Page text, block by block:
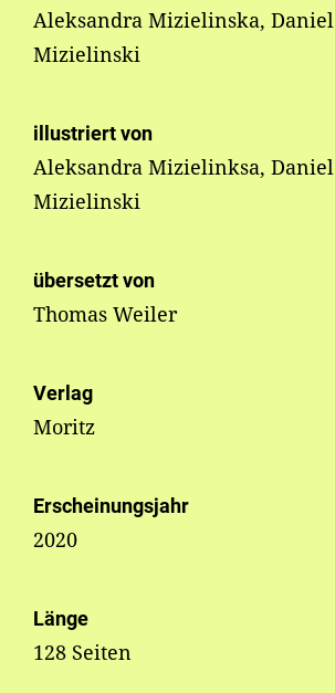
Aleksandra Mizielinska, Daniel
Mizielinski
illustriert von
Aleksandra Mizielinksa, Daniel
Mizielinski
übersetzt von
Thomas Weiler
Verlag
Moritz
Erscheinungsjahr
2020
Länge
128 Seiten